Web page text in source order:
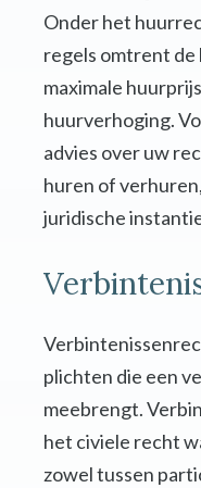
Onder het
regels omtrent
maximale
huurverhoging.
advies over uw
huren of
juridische
plichten die een
meebrengt.
het civiele recht
zowel tussen